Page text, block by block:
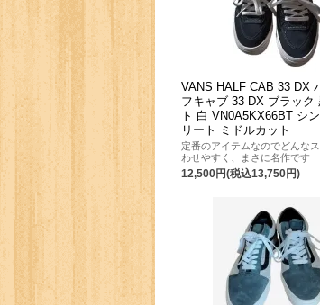
VANS HALF CAB 33 DX
フキャブ 33 DX ブラック
ト 白 VN0A5KX66BT シ
リート ミドルカット
定番のアイテムなのでどんな
わせやすく、まさに名作です
12,500円(税込13,750円)